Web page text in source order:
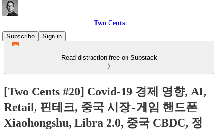
Two Cents
Subscribe
Sign in
Read distraction-free on Substack
[Two Cents #20] Covid-19 경제 영향, AI,
Retail, 핀테크, 중국 시장 - 게임 핸드폰
Xiaohongshu, Libra 2.0, 중국 CBDC, 정